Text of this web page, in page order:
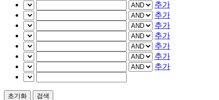
추가
추가
추가
추가
추가
추가
추가